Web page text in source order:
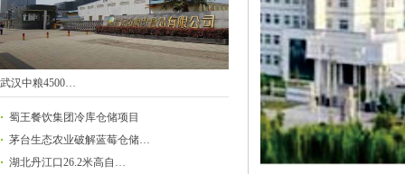
武汉中粮4500…
蜀王餐饮集团冷库仓储项目
茅台生态农业破解蓝莓仓储…
湖北丹江口26.2米高自…